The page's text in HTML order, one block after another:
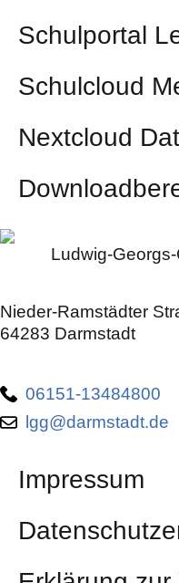
Ludwig-
Nieder-Ramstädter
64283 Darmstadt
06151-13484800
lgg@darmstadt.de
Impressum
Schulportal
Schulcloud
Nextcloud